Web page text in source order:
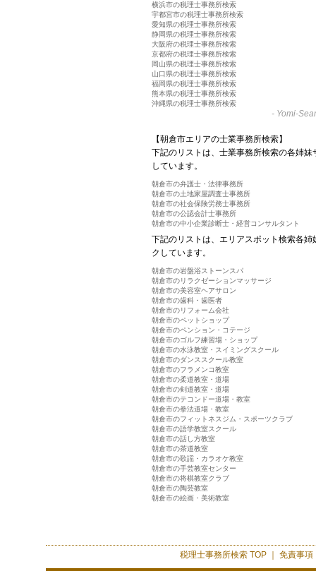
横浜市の税理士事務所検索
宇都宮市の税理士事務所検索
愛知県の税理士事務所検索
静岡県の税理士事務所検索
大阪府の税理士事務所検索
京都府の税理士事務所検索
岡山県の税理士事務所検索
山口県の税理士事務所検索
福岡県の税理士事務所検索
熊本県の税理士事務所検索
沖縄県の税理士事務所検索
- Yomi-
【朝倉市エリアの士業事務所検索】
下記のリストは、士業事務所検索の各姉
しています。
朝倉市の弁護士・法律事務所
朝倉市の土地家屋調査士事務所
朝倉市の社会保険労務士事務所
朝倉市の公認会計士事務所
朝倉市の中小企業診断士・経営コンサルタント
下記のリストは、エリアスポット検索各
クしています。
朝倉市の岩盤浴ストーンスパ
朝倉市のリラクゼーションマッサージ
朝倉市の美容室ヘアサロン
朝倉市の歯科・歯医者
朝倉市のリフォーム会社
朝倉市のペットショップ
朝倉市のペンション・コテージ
朝倉市のゴルフ練習場・ショップ
朝倉市の水泳教室・スイミングスクール
朝倉市のダンススクール教室
朝倉市のフラメンコ教室
朝倉市の柔道教室・道場
朝倉市の剣道教室・道場
朝倉市のテコンドー道場・教室
朝倉市の拳法道場・教室
朝倉市のフィットネスジム・スポーツクラブ
朝倉市の語学教室スクール
朝倉市の話し方教室
朝倉市の茶道教室
朝倉市の歌謡・カラオケ教室
朝倉市の手芸教室センター
朝倉市の将棋教室クラブ
朝倉市の陶芸教室
朝倉市の絵画・美術教室
税理士事務所検索TOP ｜ 免責事項